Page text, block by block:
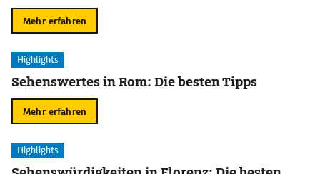
Mehr erfahren
Highlights
Sehenswertes in Rom: Die besten Tipps
Mehr erfahren
Highlights